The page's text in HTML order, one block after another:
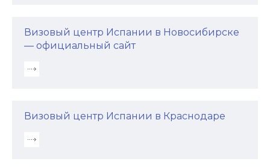
Визовый центр Испании в Новосибирске
— официальный сайт
Визовый центр Испании в Краснодаре